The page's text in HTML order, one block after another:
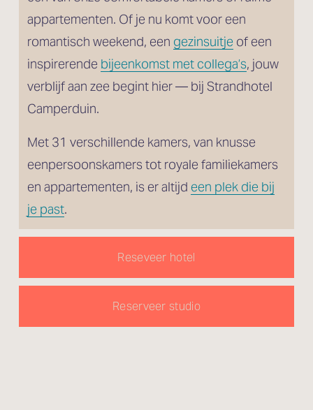
appartementen. Of je nu komt voor een
romantisch weekend, een gezinsuitje of een
inspirerende bijeenkomst met collega’s, jouw
verblijf aan zee begint hier — bij Strandhotel
Camperduin.
Met 31 verschillende kamers, van knusse
eenpersoonskamers tot royale familiekamers
en appartementen, is er altijd een plek die bij
je past.
Reseveer hotel
Reserveer studio